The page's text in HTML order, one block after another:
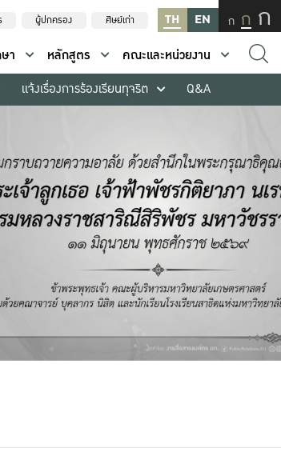
ผู้ปกครอง ศิษย์เก่า TH EN ก ก ก
า หลักสูตร
คณะและหน่วยงาน
แจ้งเรื่องการร้องเรียนทุจริต Q&A